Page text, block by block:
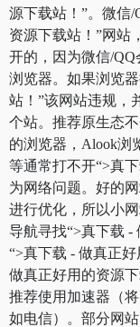
源下载站！”。微信/
资源下载站！”网站
开的，因为微信/
浏览器。如果浏览
站！”该网站违规，
个站。推荐原生态
的浏览器，Alook浏
等通常打不开“>真
为网络问题。好的
进行优化，所以小
导航寻找“>真下载 -
“>真下载 - 做真正
做真正好用的资源
推荐使用加速器（
如电信）。部分网